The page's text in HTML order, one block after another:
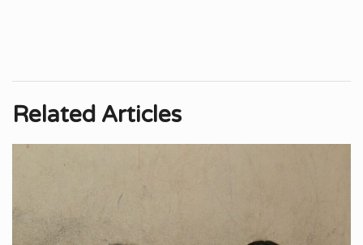
Related Articles